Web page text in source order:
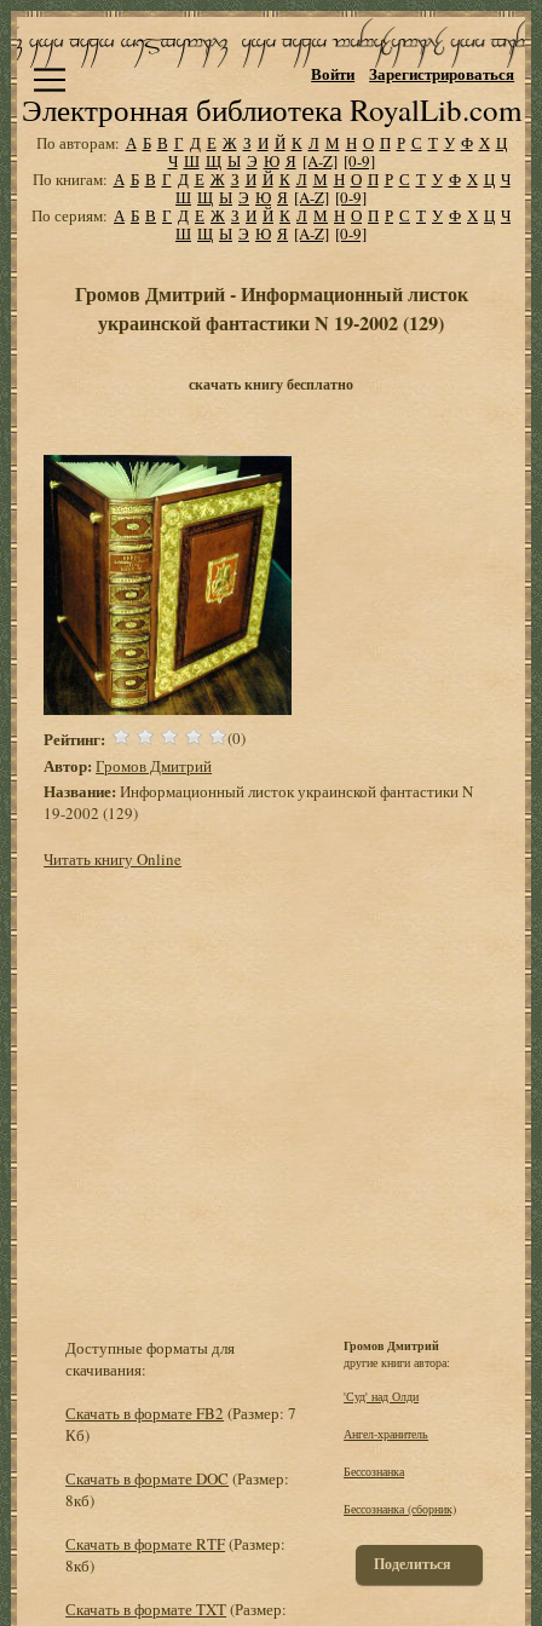
Электронная библиотека RoyalLib.com
Войти Зарегистрироваться
По авторам: А Б В Г Д Е Ж З И Й К Л М Н О П Р С Т У Ф Х Ц
Ч Ш Щ Ы Э Ю Я [A-Z] [0-9]
По книгам: А Б В Г Д Е Ж З И Й К Л М Н О П Р С Т У Ф Х Ц Ч
Ш Щ Ы Э Ю Я [A-Z] [0-9]
По сериям: А Б В Г Д Е Ж З И Й К Л М Н О П Р С Т У Ф Х Ц Ч
Ш Щ Ы Э Ю Я [A-Z] [0-9]
Громов Дмитрий - Информационный листок
украинской фантастики N 19-2002 (129)
скачать книгу бесплатно
Рейтинг: (0)
Автор: Громов Дмитрий
Название: Информационный листок украинской фантастики N
19-2002 (129)
Читать книгу Online
Доступные форматы для
скачивания:
Скачать в формате FB2 (Размер: 7
Кб)
Скачать в формате DOC (Размер:
8кб)
Скачать в формате RTF(Размер:
8кб)
Скачать в формате TXT(Размер:
Громов Дмитрий
другие книги автора:
'Суд' над Олди
Ангел-хранитель
Бессознанка
Бессознанка (сборник)
Поделиться